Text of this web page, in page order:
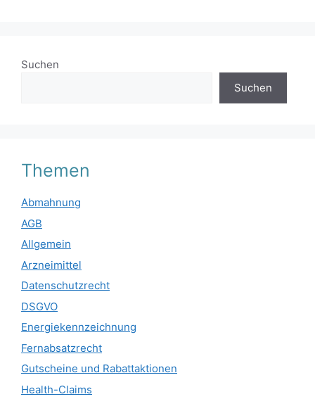
Suchen
Suchen
Themen
Abmahnung
AGB
Allgemein
Arzneimittel
Datenschutzrecht
DSGVO
Energiekennzeichnung
Fernabsatzrecht
Gutscheine und Rabattaktionen
Health-Claims